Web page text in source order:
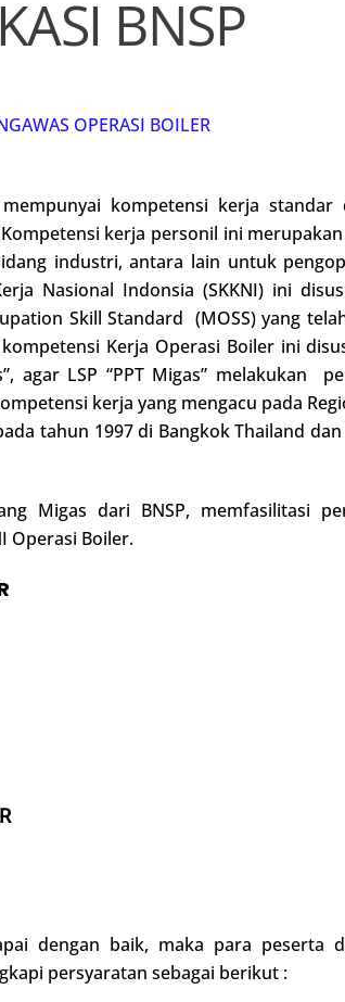
BNSP
OPERASI BOILER
kompetensi kerja
kerja personil ini
industri, antara lain untuk
Nasional Indonsia (SKKNI) ini
Skill Standard (MOSS) yang
Kerja Operasi Boiler ini
agar LSP “PPT Migas” melakukan
kerja yang mengacu pada
tahun 1997 di Bangkok Thailand
Migas dari BNSP, memfasilitasi
Operasi Boiler.
dengan baik, maka para peserta
persyaratan sebagai berikut :